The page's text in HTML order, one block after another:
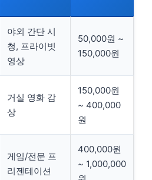
야외 간단 시
청, 프라이빗
영상
50,000원 ~
150,000원
거실 영화 감
상
150,000원
~ 400,000
원
게임/전문 프
리젠테이션
400,000원
~ 1,000,000